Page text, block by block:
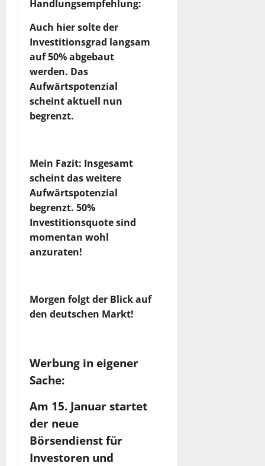
Handlungsempfehlung:
Auch hier solte der
Investitionsgrad langsam
auf 50% abgebaut
werden. Das
Aufwärtspotenzial
scheint aktuell nun
begrenzt.
Mein Fazit: Insgesamt
scheint das weitere
Aufwärtspotenzial
begrenzt. 50%
Investitionsquote sind
momentan wohl
anzuraten!
Morgen folgt der Blick auf
den deutschen Markt!
Werbung in eigener
Sache:
Am 15. Januar startet
der neue
Börsendienst für
Investoren und